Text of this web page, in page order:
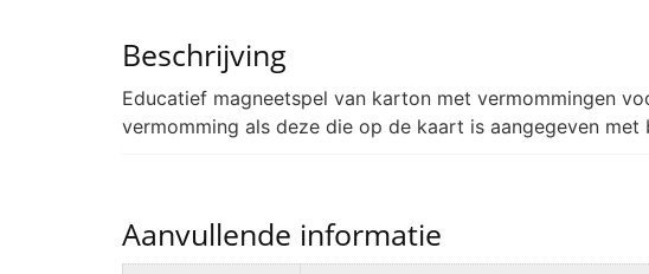
Beschrijving
Educatief magneetspel van karton met vermommingen
vermomming als deze die op de kaart is aangegeven
Aanvullende informatie